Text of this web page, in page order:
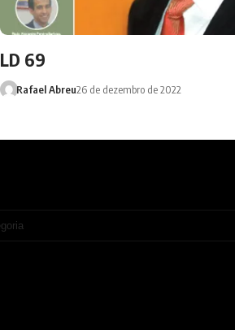
LD 69
Rafael Abreu26 de dezembro de 2022